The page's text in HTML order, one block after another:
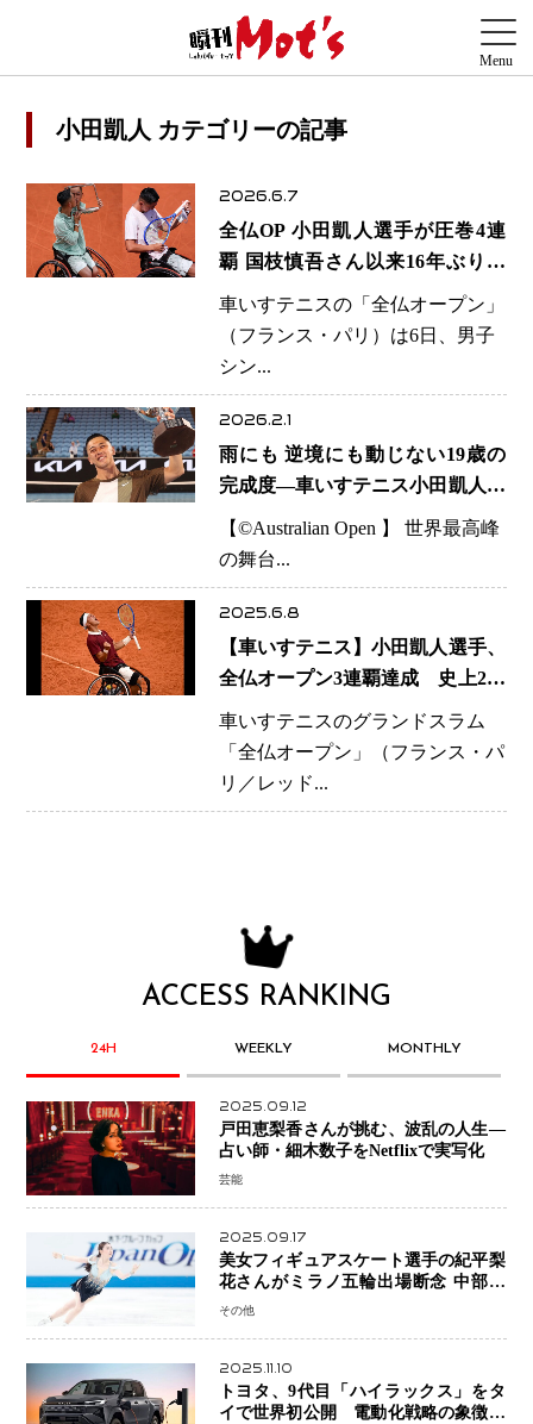
小田凱人 カテゴリーの記事
2026.6.7
全仏OP 小田凱人選手が圧巻4連
覇 国枝慎吾さん以来16年ぶり快
挙、四大大会9度目V
車いすテニスの「全仏オープン」
（フランス・パリ）は6日、男子
シン...
2026.2.1
雨にも 逆境にも動じない19歳の
完成度―車いすテニス小田凱人選
手が全豪2度目Vで示した「王者
の条件」
【©️Australian Open 】 世界最高峰
の舞台...
2025.6.8
【車いすテニス】小田凱人選手、
全仏オープン3連覇達成 史上2人
目の快挙で四大大会5勝目
車いすテニスのグランドスラム
「全仏オープン」（フランス・パ
リ／レッド...
ACCESS RANKING
24H WEEKLY MONTHLY
2025.09.12
戸田恵梨香さんが挑む、波乱の人生―
占い師・細木数子をNetflixで実写化
芸能
2025.09.17
美女フィギュアスケート選手の紀平梨
花さんがミラノ五輪出場断念 中部選
手権欠場を発表「安全最優先の判断」
その他
2025.11.10
トヨタ、9代目「ハイラックス」をタ
イで世界初公開 電動化戦略の象徴と